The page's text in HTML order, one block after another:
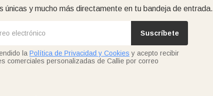
únicas y mucho más directamente en tu bandeja de entrada.
Suscríbete
la Política de Privacidad y Cookies y acepto recibir
comerciales personalizadas de Callie por correo